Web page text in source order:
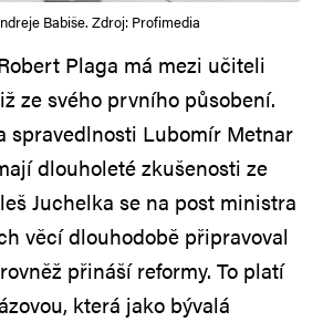
Babiše. Zdroj: Profimedia
Plaga má mezi učiteli
ze svého prvního působení.
spravedlnosti Lubomír Metnar
dlouholeté zkušenosti ze
Juchelka se na post ministra
věcí dlouhodobě připravoval
přináší reformy. To platí
která jako bývalá